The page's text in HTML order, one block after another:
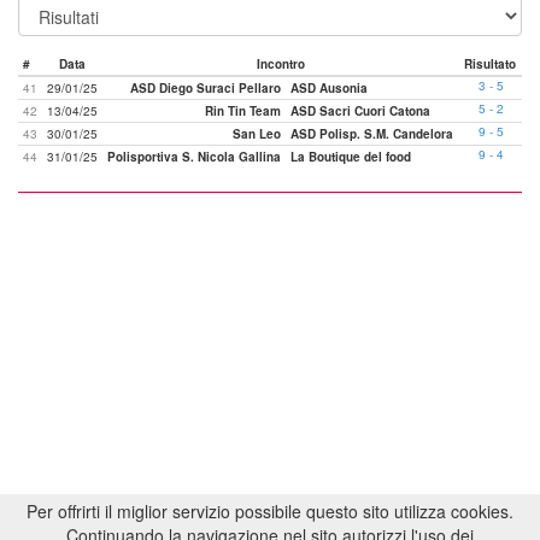
# Data Incontro
Risultato
41
29/01/25 ASD Diego Suraci Pellaro ASD Ausonia
3 - 5
42
13/04/25 Rin Tin Team ASD Sacri Cuori Catona
5 - 2
43
30/01/25 San Leo ASD Polisp. S.M. Candelora
9 - 5
44
31/01/25 Polisportiva S. Nicola Gallina La Boutique del food 9 - 4
Per offrirti il miglior servizio possibile questo sito utilizza cookies.
Continuando la navigazione nel sito autorizzi l'uso dei